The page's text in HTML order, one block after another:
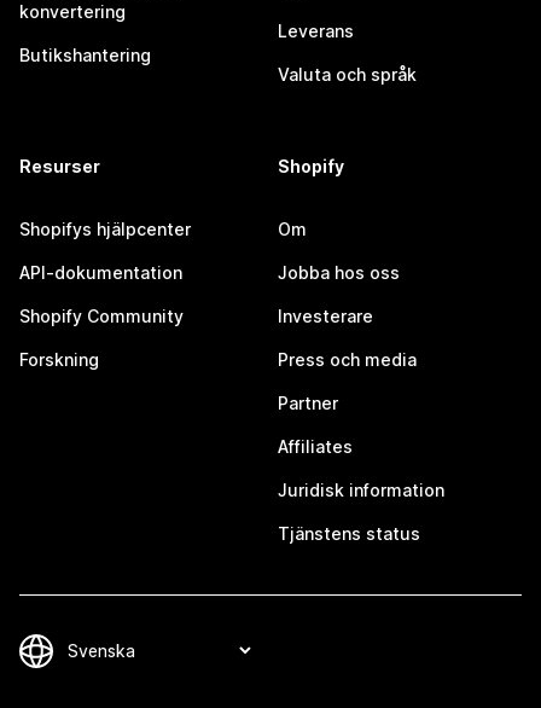
konvertering
Butikshantering
Leverans
Valuta och språk
Resurser
Shopifys hjälpcenter
API-dokumentation
Shopify Community
Forskning
Shopify
Om
Jobba hos oss
Investerare
Press och media
Partner
Affiliates
Juridisk information
Tjänstens status